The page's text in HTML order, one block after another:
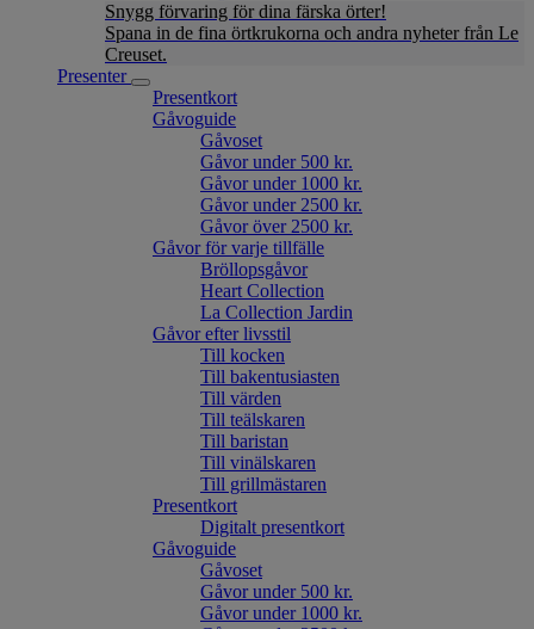
Snygg förvaring för dina färska örter!
Spana in de fina örtkrukorna och andra nyheter från Le
Creuset.
Presenter
Presentkort
Gåvoguide
Gåvoset
Gåvor under 500 kr.
Gåvor under 1000 kr.
Gåvor under 2500 kr.
Gåvor över 2500 kr.
Gåvor för varje tillfälle
Bröllopsgåvor
Heart Collection
La Collection Jardin
Gåvor efter livsstil
Till kocken
Till bakentusiasten
Till värden
Till teälskaren
Till baristan
Till vinälskaren
Till grillmästaren
Presentkort
Digitalt presentkort
Gåvoguide
Gåvoset
Gåvor under 500 kr.
Gåvor under 1000 kr.